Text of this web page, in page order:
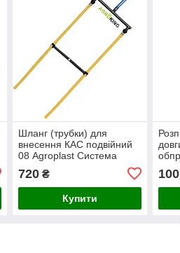
Шланг (трубки) для
внесення КАС подвійний
08 Agroplast Система
720₴
Купити
100